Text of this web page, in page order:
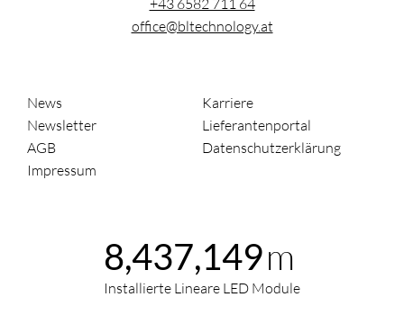
+43 6582 711 64
office@bltechnology.at
News
Karriere
Newsletter
Lieferantenportal
AGB
Datenschutzerklärung
Impressum
8,437,149m
Installierte Lineare LED Module